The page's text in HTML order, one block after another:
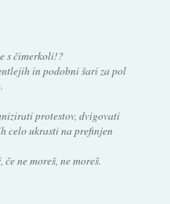
s čimerkoli!?
in podobni šari za pol
protestov, dvigovati
celo ukrasti na prefinjen
ne moreš, ne moreš.